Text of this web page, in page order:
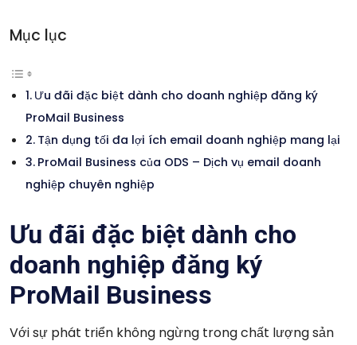
Mục lục
Ưu đãi đặc biệt dành cho doanh nghiệp đăng ký
ProMail Business
Tận dụng tối đa lợi ích email doanh nghiệp mang lại
ProMail Business của ODS – Dịch vụ email doanh
nghiệp chuyên nghiệp
Ưu đãi đặc biệt dành cho
doanh nghiệp đăng ký
ProMail Business
Với sự phát triển không ngừng trong chất lượng sản